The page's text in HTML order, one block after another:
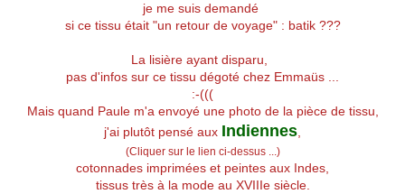
je me suis demandé
si ce tissu était "un retour de voyage" : batik ???
La lisière ayant disparu,
pas d'infos sur ce tissu dégoté chez Emmaüs ...
:-(((
Mais quand Paule m'a envoyé une photo de la pièce de tissu,
j'ai plutôt pensé aux Indiennes
(Cliquer sur le lien ci-dessus ...)
cotonnades imprimées et peintes aux Indes,
tissus très à la mode au XVIIIe siècle.